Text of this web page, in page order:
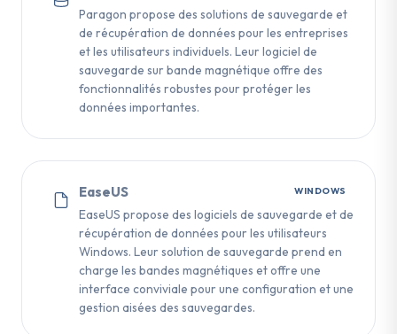
Paragon propose des solutions de sauvegarde et
de récupération de données pour les entreprises
et les utilisateurs individuels. Leur logiciel de
sauvegarde sur bande magnétique offre des
fonctionnalités robustes pour protéger les
données importantes.
EaseUS WINDOWS
EaseUS propose des logiciels de sauvegarde et de
récupération de données pour les utilisateurs
Windows. Leur solution de sauvegarde prend en
charge les bandes magnétiques et offre une
interface conviviale pour une configuration et une
gestion aisées des sauvegardes.